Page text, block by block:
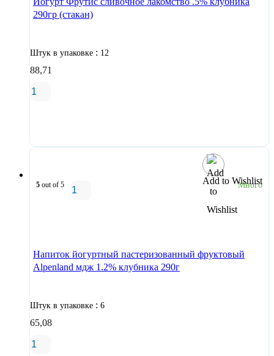
290гр (стакан)
Штук в упаковке : 12
88,71
Add to Wishlist
5 out of 5 Много
Напиток йогуртный пастеризованный фруктовый
Alpenland мдж 1.2% клубника 290г
Штук в упаковке : 6
65,08